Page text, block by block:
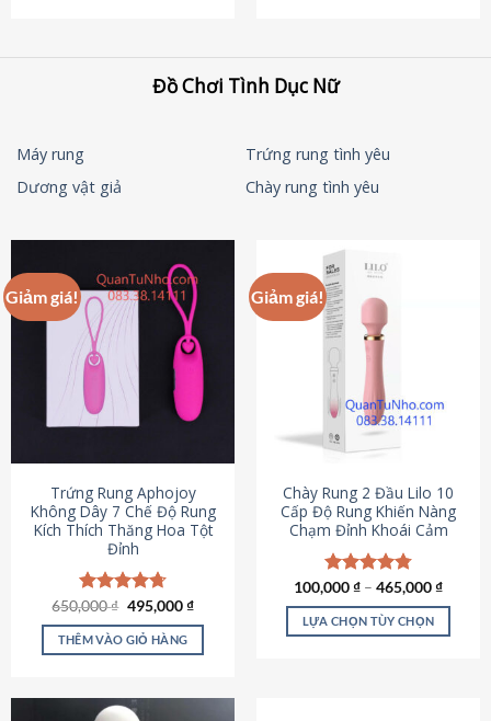
Đồ Chơi Tình Dục Nữ
Máy rung
Trứng rung tình yêu
Dương vật giả
Chày rung tình yêu
Giảm giá!
Trứng Rung Aphojoy
Không Dây 7 Chế Độ Rung
Kích Thích Thăng Hoa Tột
Đỉnh
Được xếp
hạng4.72
5 sao
650,000₫ Giá
là:
650,000 ₫.
495,000₫Giá
tại
495,000 ₫.
THÊM VÀO GIỎ HÀNG
Giảm giá!
Chày Rung 2 Đầu Lilo 10
Cấp Độ Rung Khiến Nàng
Chạm Đỉnh Khoái Cảm
Được xếp
hạng4.80
5 sao
100,000₫ – 465,000₫
LỰA CHỌN TÙY CHỌN